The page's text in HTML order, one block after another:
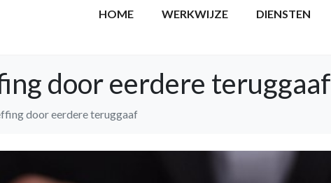
HOME WERKWIJZE DIENSTEN
door eerdere teruggaaf
door eerdere teruggaaf